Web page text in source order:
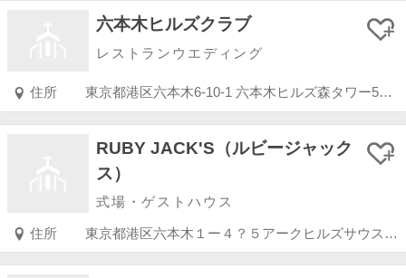
六本木ヒルズクラブ
レストランウエディング
住所 東京都港区六本木6-10-1 六本木ヒルズ森タワー51階
RUBY JACK'S（ルビージャック
ス）
式場・ゲストハウス
住所 東京都港区六本木１ー４？５アークヒルズサウスタワー